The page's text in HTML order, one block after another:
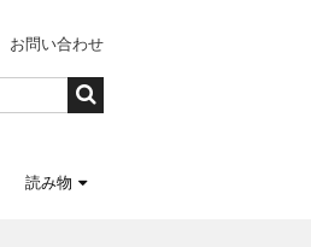
お問い合わせ
読み物